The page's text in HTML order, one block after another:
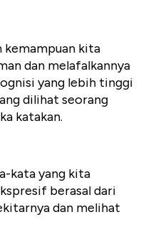
kemampuan kita
dan melafalkannya
yang lebih tinggi
dilihat seorang
katakan.
kata yang kita
berasal dari
dan melihat